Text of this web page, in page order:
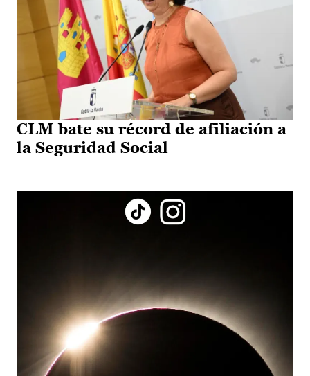
CLM bate su récord de afiliación a
la Seguridad Social